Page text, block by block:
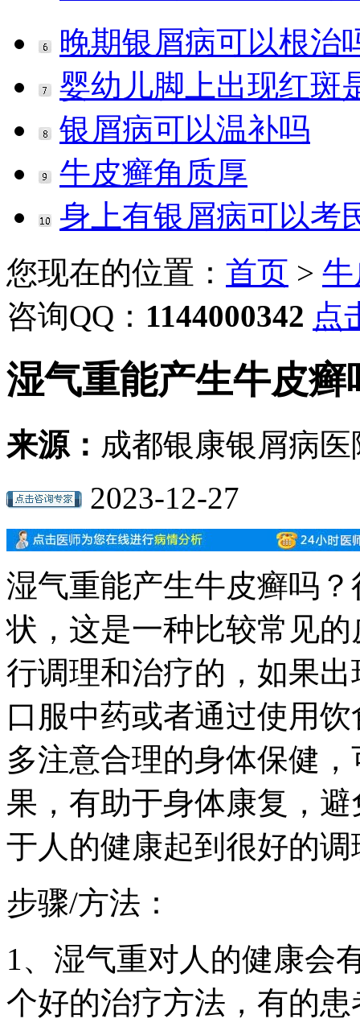
晚期银屑病可以根治
婴幼儿脚上出现红斑
银屑病可以温补吗
牛皮癣角质厚
身上有银屑病可以考
您现在的位置： 首页 >
咨询QQ： 1144000342 点
湿气重能产生牛皮癣
来源： 成都银康银屑病医
2023-12-27
湿气重能产生牛皮癣吗
状，这是一种比较常见
行调理和治疗的，如果
口服中药或者通过使用
多注意合理的身体保健
果，有助于身体康复，
于人的健康起到很好的
步骤/方法：
1、湿气重对人的健康会
个好的治疗方法，有的